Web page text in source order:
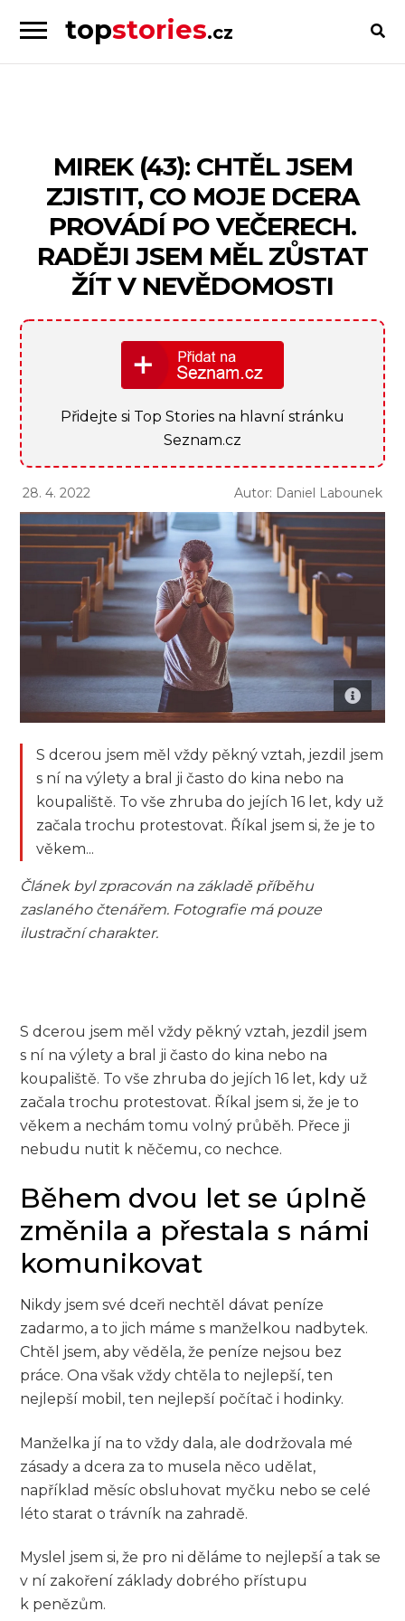
Skip
to
Skip
to
topstories.cz
lidi
MIREK (43): CHTĚL JSEM
ZJISTIT, CO MOJE DCERA
PROVÁDÍ PO VEČERECH.
RADĚJI JSEM MĚL ZŮSTAT
ŽÍT V NEVĚDOMOSTI
Přidejte si Top Stories na hlavní stránku
Seznam.cz
28. 4. 2022 Autor: Daniel Labounek
S dcerou jsem měl vždy pěkný vztah, jezdil jsem
s ní na výlety a bral ji často do kina nebo na
koupaliště. To vše zhruba do jejích 16 let, kdy už
začala trochu protestovat. Říkal jsem si, že je to
věkem...
Článek byl zpracován na základě příběhu
zaslaného čtenářem. Fotografie má pouze
ilustrační charakter.
S dcerou jsem měl vždy pěkný vztah, jezdil jsem
s ní na výlety a bral ji často do kina nebo na
koupaliště. To vše zhruba do jejích 16 let, kdy už
začala trochu protestovat. Říkal jsem si, že je to
věkem a nechám tomu volný průběh. Přece ji
nebudu nutit k něčemu, co nechce.
Během dvou let se úplně
změnila a přestala s námi
komunikovat
Nikdy jsem své dceři nechtěl dávat peníze
zadarmo, a to jich máme s manželkou nadbytek.
Chtěl jsem, aby věděla, že peníze nejsou bez
práce. Ona však vždy chtěla to nejlepší, ten
nejlepší mobil, ten nejlepší počítač i hodinky.
Manželka jí na to vždy dala, ale dodržovala mé
zásady a dcera za to musela něco udělat,
například měsíc obsluhovat myčku nebo se celé
léto starat o trávník na zahradě.
Myslel jsem si, že pro ni děláme to nejlepší a tak se
v ní zakoření základy dobrého přístupu
k penězům.